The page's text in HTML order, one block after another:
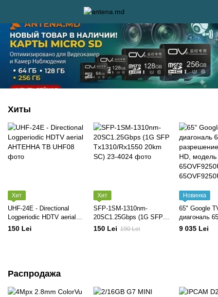
Хиты
Хит
UHF-24E - Directional
Logperiodic HDTV aerial
АНТЕННА ТВ
150 Lei
Хит
SFP-1SM-1310nm-
20SC1.25Gbps (1G SFP
Tx1310/Rx1550 20km SC)
150 Lei 190 Lei
Новинка
65" Google
диагональ
разрешение
9 035 Lei
Распродажа